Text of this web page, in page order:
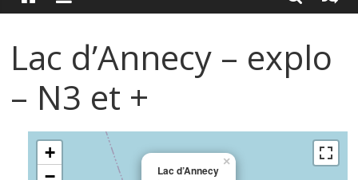
Lac d’Annecy – explo
– N3 et +
Lac d’Annecy
×
+